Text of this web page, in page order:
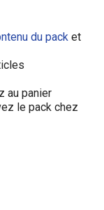
du pack et
au panier
le pack chez